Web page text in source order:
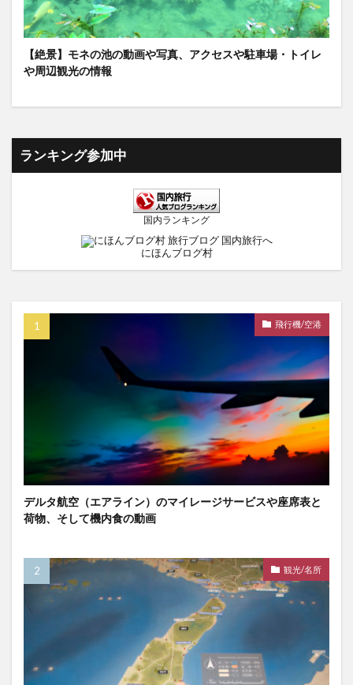
【絶景】モネの池の動画や写真、アクセスや駐車場・トイレ
や周辺観光の情報
ランキング参加中
国内ランキング
にほんブログ村
飛行機/空港
デルタ航空（エアライン）のマイレージサービスや座席表と
荷物、そして機内食の動画
観光/名所